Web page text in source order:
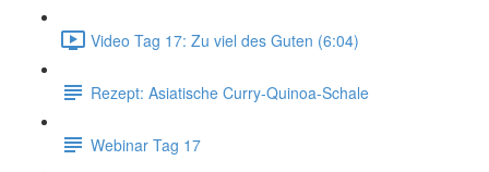
Video Tag 17: Zu viel des Guten (6:04)
Rezept: Asiatische Curry-Quinoa-Schale
Webinar Tag 17